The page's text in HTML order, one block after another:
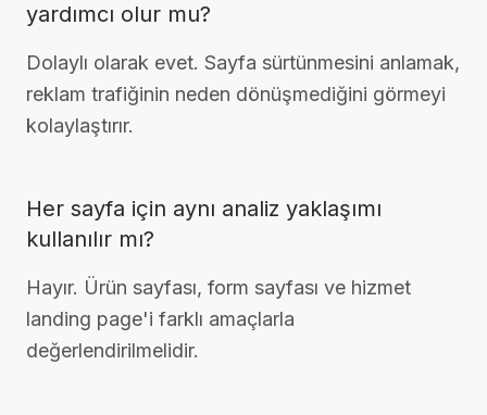
yardımcı olur mu?
Dolaylı olarak evet. Sayfa sürtünmesini anlamak,
reklam trafiğinin neden dönüşmediğini görmeyi
kolaylaştırır.
Her sayfa için aynı analiz yaklaşımı
kullanılır mı?
Hayır. Ürün sayfası, form sayfası ve hizmet
landing page'i farklı amaçlarla
değerlendirilmelidir.